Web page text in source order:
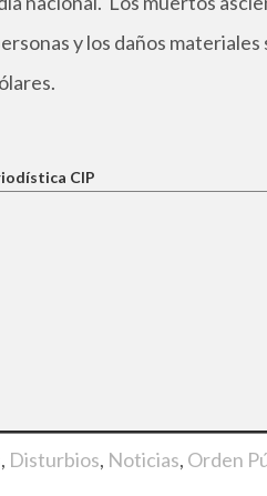
y los daños materiales
CIP
, Disturbios, Noticias, Orden